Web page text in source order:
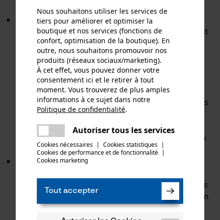
entretien à moteur électrique.
Ceux qui souhaitent accomplir des travaux de
fauchage de grandes surfaces de manière rapide et
efficace trouveront les outils parfaits avec les
débroussailleuses. Ces machines puissantes
conviennent également aux tâches les plus
exigeantes. Même les zones denses sont faciles à
travailler avec ces outils pratiques. Un travail
particulièrement ergonomique est possible avec les
débroussailleuses portées spéciales. KOX propose
une variété d'accessoires et de pièces de rechange
pour les débroussailleuses et les débroussailleuses
portées.
Une pelouse uniforme à la croissance dense est le
gazon sont aussi utiles pour l'entretien des espaces
verts que les scarificateurs pour aérer la pelouse en
automne et éliminer la mousse et le paillis. Les
Nous souhaitons utiliser les services de
tiers pour améliorer et optimiser la
boutique et nos services (fonctions de
confort, optimisation de la boutique). En
outre, nous souhaitons promouvoir nos
produits (réseaux sociaux/marketing).
À cet effet, vous pouvez donner votre
consentement ici et le retirer à tout
moment. Vous trouverez de plus amples
informations à ce sujet dans notre
Politique de confidentialité.
Autoriser tous les services
Cookies nécessaires | Cookies statistiques |
Cookies de performance et de fonctionnalité |
Cookies marketing
Tout accepter
Une erreur s'est produite. Veuillez
essayer encore.
partager
partager
mail